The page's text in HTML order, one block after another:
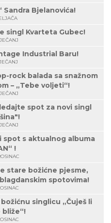
Bjelanovića!
singl Kvarteta Gubec!
Industrial Baru!
rock balada sa snažnom
– „Tebe voljeti“!
spot za novi singl
i spot s aktualnog albuma
!
stare božićne pjesme,
spotovima!
singlicu „Čuješ li
bliže“!